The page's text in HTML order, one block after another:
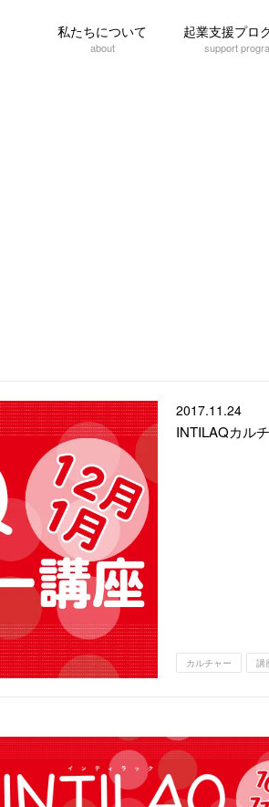
私たちについて
about
起業支援プロ
support
2017.11.24
INTILAQカル
カルチャー 講